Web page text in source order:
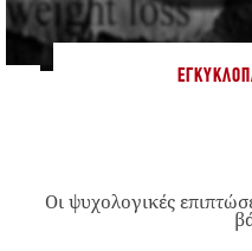
Οι ψυχολογικές